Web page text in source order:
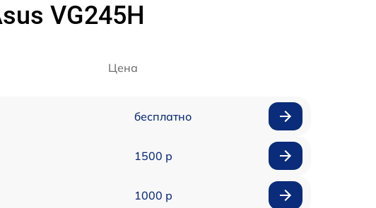
VG245H
Цена
бесплатно
1500 р
1000 р